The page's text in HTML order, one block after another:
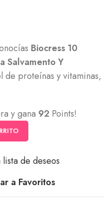
Biocress 10
Salvamento Y
de proteínas y vitaminas,
y gana 92 Points!
de deseos
a Favoritos